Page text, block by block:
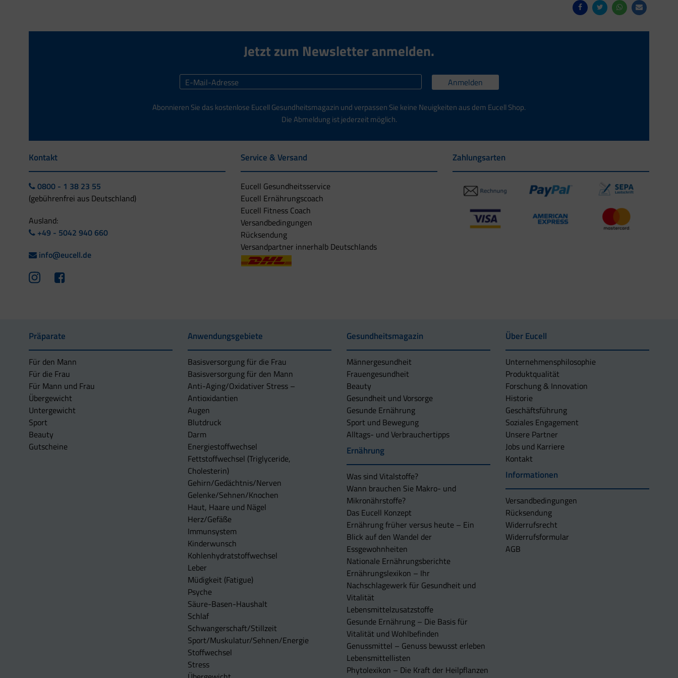
Jetzt zum Newsletter anmelden.
Anmelden
Abonnieren Sie das kostenlose Eucell Gesundheitsmagazin und verpassen Sie keine Neuigkeiten aus dem Eucell Shop.
Die Abmeldung ist jederzeit möglich.
Kontakt
0800 - 1 38 23 55
(gebührenfrei aus Deutschland)
Ausland:
+49 - 5042 940 660
info@eucell.de
Service & Versand
Eucell Gesundheitsservice
Eucell Ernährungscoach
Eucell Fitness Coach
Versandbedingungen
Rücksendung
Versandpartner innerhalb Deutschlands
Zahlungsarten
Präparate
Für den Mann
Für die Frau
Für Mann und Frau
Übergewicht
Untergewicht
Sport
Beauty
Gutscheine
Anwendungsgebiete
Basisversorgung für die Frau
Basisversorgung für den Mann
Anti-Aging/Oxidativer Stress –
Antioxidantien
Augen
Blutdruck
Darm
Energiestoffwechsel
Fettstoffwechsel (Triglyceride,
Cholesterin)
Gehirn/Gedächtnis/Nerven
Gelenke/Sehnen/Knochen
Haut, Haare und Nägel
Herz/Gefäße
Immunsystem
Kinderwunsch
Kohlenhydratstoffwechsel
Leber
Müdigkeit (Fatigue)
Psyche
Säure-Basen-Haushalt
Schlaf
Schwangerschaft/Stillzeit
Sport/Muskulatur/Sehnen/Energie
Stoffwechsel
Stress
Gesundheitsmagazin
Männergesundheit
Frauengesundheit
Beauty
Gesundheit und Vorsorge
Gesunde Ernährung
Sport und Bewegung
Alltags- und Verbrauchertipps
Ernährung
Was sind Vitalstoffe?
Wann brauchen Sie Makro- und
Mikronährstoffe?
Das Eucell Konzept
Ernährung früher versus heute – Ein
Blick auf den Wandel der
Essgewohnheiten
Nationale Ernährungsberichte
Ernährungslexikon – Ihr
Nachschlagewerk für Gesundheit und
Vitalität
Lebensmittelzusatzstoffe
Gesunde Ernährung – Die Basis für
Vitalität und Wohlbefinden
Genussmittel – Genuss bewusst erleben
Lebensmittellisten
Phytolexikon – Die Kraft der Heilpflanzen
Über Eucell
Unternehmens­philosophie
Produktqualität
Forschung & Innovation
Historie
Geschäftsführung
Soziales Engagement
Unsere Partner
Jobs und Karriere
Kontakt
Informationen
Versandbedingungen
Rücksendung
Widerrufsrecht
Widerrufsformular
AGB